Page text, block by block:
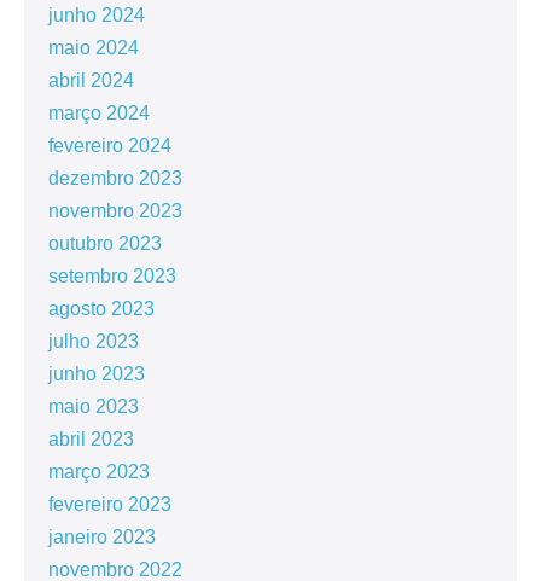
junho 2024
maio 2024
abril 2024
março 2024
fevereiro 2024
dezembro 2023
novembro 2023
outubro 2023
setembro 2023
agosto 2023
julho 2023
junho 2023
maio 2023
abril 2023
março 2023
fevereiro 2023
janeiro 2023
novembro 2022